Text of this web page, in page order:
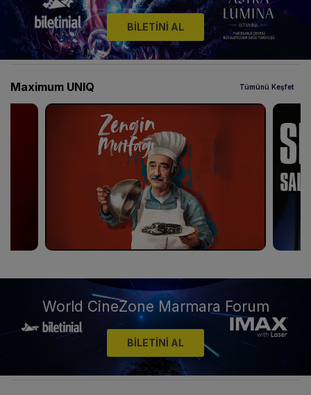
BİLETİNİ AL
Maximum UNIQ Tümünü Keşfet
World CineZone Marmara Forum
BİLETİNİ AL